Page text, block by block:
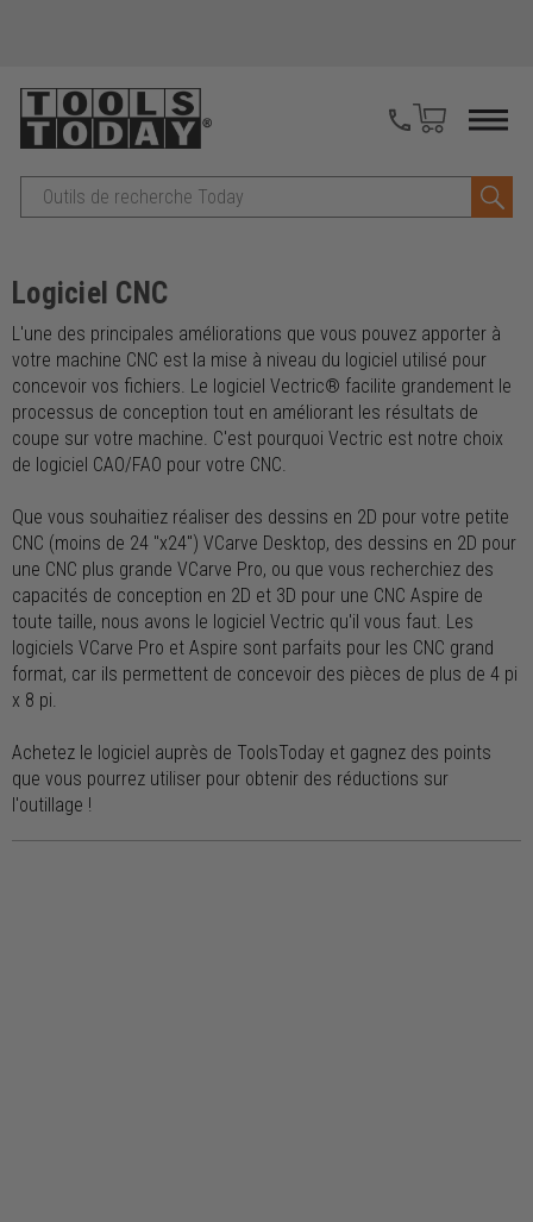
Recherche
Logiciel CNC
L'une des principales améliorations que vous pouvez apporter à
votre machine CNC est la mise à niveau du logiciel utilisé pour
concevoir vos fichiers. Le logiciel Vectric® facilite grandement le
processus de conception tout en améliorant les résultats de
coupe sur votre machine. C'est pourquoi Vectric est notre choix
de logiciel CAO/FAO pour votre CNC.
Que vous souhaitiez réaliser des dessins en 2D pour votre petite
CNC (moins de 24 "x24") VCarve Desktop, des dessins en 2D pour
une CNC plus grande VCarve Pro, ou que vous recherchiez des
capacités de conception en 2D et 3D pour une CNC Aspire de
toute taille, nous avons le logiciel Vectric qu'il vous faut. Les
logiciels VCarve Pro et Aspire sont parfaits pour les CNC grand
format, car ils permettent de concevoir des pièces de plus de 4 pi
x 8 pi.
Achetez le logiciel auprès de ToolsToday et gagnez des points
que vous pourrez utiliser pour obtenir des réductions sur
l'outillage !